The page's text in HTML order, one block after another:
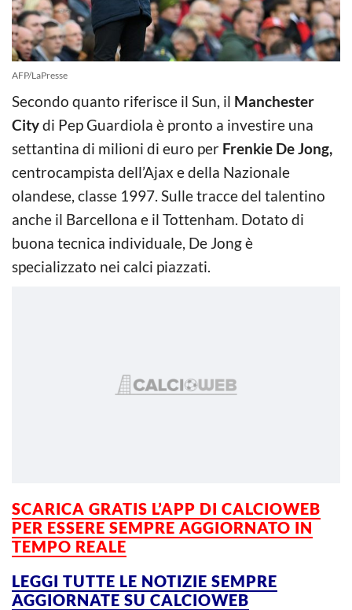
AFP/LaPresse
Secondo quanto riferisce il Sun, il Manchester
Citydi Pep Guardiola è pronto a investire una
settantina di milioni di euro per Frenkie De Jong,
centrocampista dell’Ajax e della Nazionale
olandese, classe 1997. Sulle tracce del talentino
anche il Barcellona e il Tottenham. Dotato di
buona tecnica individuale, De Jong è
specializzato nei calci piazzati.
SCARICA GRATIS L’APP DI CALCIOWEB
PER ESSERE SEMPRE AGGIORNATO IN
TEMPO REALE
LEGGI TUTTE LE NOTIZIE SEMPRE
AGGIORNATE SU CALCIOWEB